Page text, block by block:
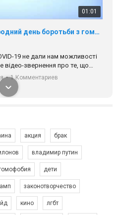
01:01
17 травня IDAHO. Міжнародний день боротьби з гомофобією трансфобією і біфобія.
19 не дали нам можливості
відео-звернення про те, що
та не можемо зустрінеться, ми
поділяє цінності рівності та
нас. Регіональні підрозділи
• 1 Комментариев
акция брак
владимир путин
дети
законотворчество
кино лгбт